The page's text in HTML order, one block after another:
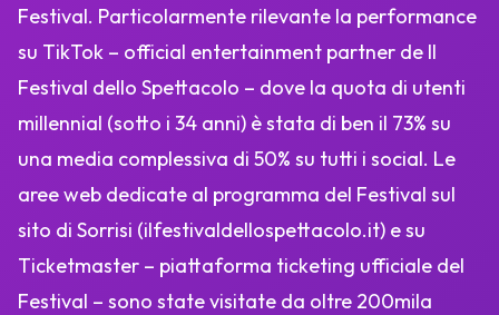
Festival. Particolarmente rilevante la performance
su TikTok – official entertainment partner de Il
Festival dello Spettacolo – dove la quota di utenti
millennial (sotto i 34 anni) è stata di ben il 73% su
una media complessiva di 50% su tutti i social. Le
aree web dedicate al programma del Festival sul
sito di Sorrisi (ilfestivaldellospettacolo.it) e su
Ticketmaster – piattaforma ticketing ufficiale del
Festival – sono state visitate da oltre 200mila